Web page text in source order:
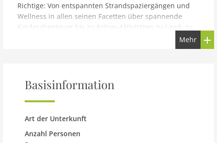
Richtige: Von entspannten Strandspaziergängen und
Wellness in allen seinen Facetten über spannende
Kinderabenteuer bis zu Action-Aktivitäten zu Land, zu
Wasser und in der Luft. Da in Damp alles zentral liegt,
kann man den gesamten Ort zu Fuß oder mit dem
zählen zum Beispiel Kappeln, die Wikinger-Siedlung
Haithabu sowie die Städte Kiel und Flensburg. Erster
Anlaufpunkt für Familien ist in Damp der ausgedehnte
im Sand buddeln und mit den Wellen um die Wette
schwimmen, während es sich die Eltern im Sand oder
Mehr
Basisinformation
Art der Unterkunft
Anzahl Personen